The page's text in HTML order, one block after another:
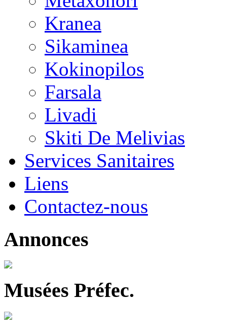
Kranea
Sikaminea
Kokinopilos
Farsala
Livadi
Skiti De Melivias
Services Sanitaires
Liens
Contactez-nous
Annonces
Musées Préfec.